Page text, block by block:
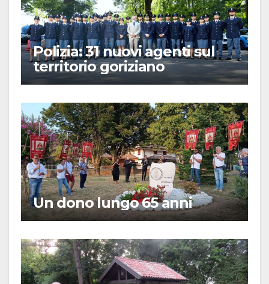
Polizia: 31 nuovi agenti sul
territorio goriziano
Un dono lungo 65 anni